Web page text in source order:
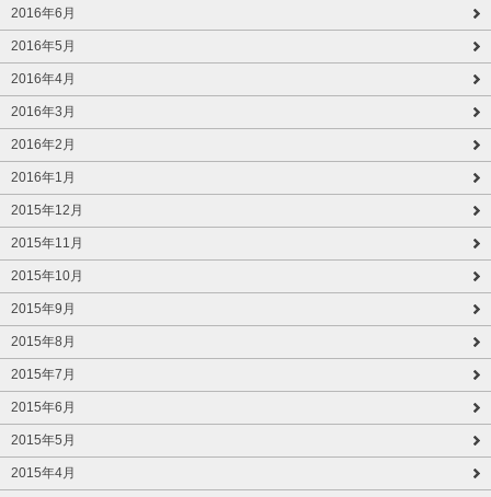
2016年6月
2016年5月
2016年4月
2016年3月
2016年2月
2016年1月
2015年12月
2015年11月
2015年10月
2015年9月
2015年8月
2015年7月
2015年6月
2015年5月
2015年4月